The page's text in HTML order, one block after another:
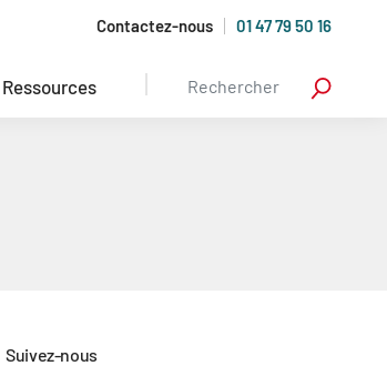
Contactez-nous 01 47 79 50 16
Ressources
Suivez-nous